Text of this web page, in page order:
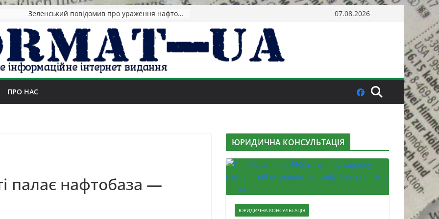
Зеленський повідомив про ураження нафтозаводів РФ за понад 1300 км від фронту 07.08.2026
ПРО НАС
палає нафтобаза —
ЮРИДИЧНА КОНСУЛЬТАЦІЯ
ЮРИДИЧНА КОНСУЛЬТАЦІЯ